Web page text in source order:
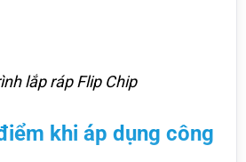
lắp ráp Flip Chip
khi áp dụng công